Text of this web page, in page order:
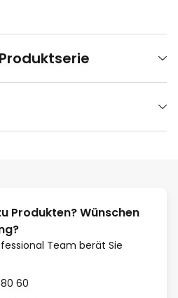
Produkten? Wünschen
Team berät Sie
60